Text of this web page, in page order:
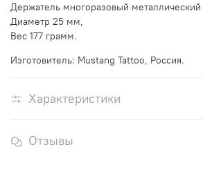
Держатель многоразовый металлический
Диаметр 25 мм,
Вес 177 грамм.
Изготовитель: Mustang Tattoo, Россия.
Характеристики
Отзывы